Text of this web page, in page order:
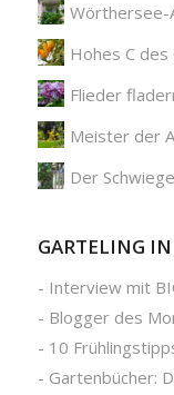
Wörthersee-
Hohes C des
Flieder
Meister der
Der
GARTELING
- Interview mit
- Blogger des
- 10
- Gartenbücher: